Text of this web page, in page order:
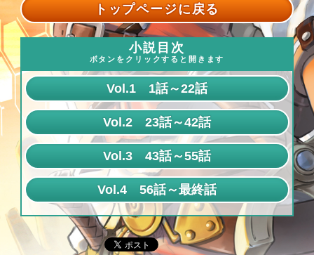
トップページに戻る
小説目次
ボタンをクリックすると開きます
Vol.1 1話～22話
第1話
第2話
第3話
第4話
第5話
第6話
Vol.2 23話～42話
第23話
第24話
第25話
第26話
第27話
Vol.3 43話～55話
第43話
第44話
第45話
Vol.4 56話～最終話
第56話
第57話